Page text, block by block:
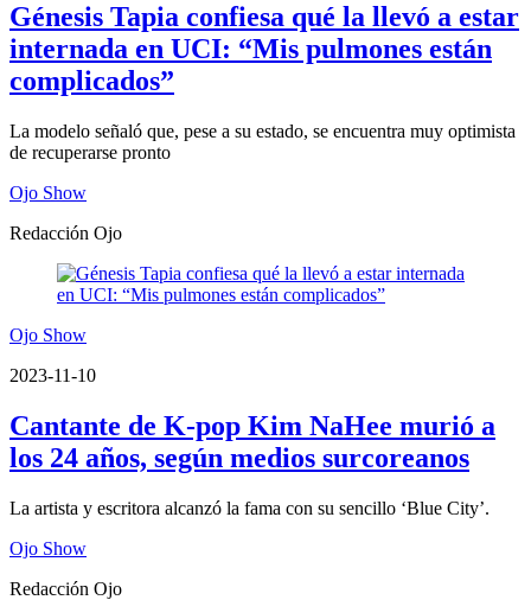
Génesis Tapia confiesa qué la llevó a estar
internada en UCI: “Mis pulmones están
complicados”
La modelo señaló que, pese a su estado, se encuentra muy optimista
de recuperarse pronto
Ojo Show
Redacción Ojo
Ojo Show
2023-11-10
Cantante de K-pop Kim NaHee murió a
los 24 años, según medios surcoreanos
La artista y escritora alcanzó la fama con su sencillo ‘Blue City’.
Ojo Show
Redacción Ojo